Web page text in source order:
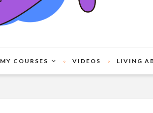
MY COURSES VIDEOS LIVING